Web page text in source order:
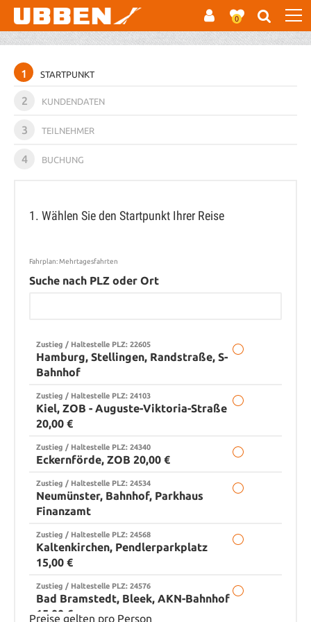
0
1 STARTPUNKT
2 KUNDENDATEN
3 TEILNEHMER
4 BUCHUNG
1. Wählen Sie den Startpunkt Ihrer Reise
Fahrplan: Mehrtagesfahrten
Suche nach PLZ oder Ort
Zustieg / Haltestelle PLZ: 22605
Hamburg, Stellingen, Randstraße, S-
Bahnhof
Zustieg / Haltestelle PLZ: 24103
Kiel, ZOB - Auguste-Viktoria-Straße
20,00 €
Zustieg / Haltestelle PLZ: 24340
Eckernförde, ZOB 20,00 €
Zustieg / Haltestelle PLZ: 24534
Neumünster, Bahnhof, Parkhaus
Finanzamt
Zustieg / Haltestelle PLZ: 24568
Kaltenkirchen, Pendlerparkplatz
15,00 €
Zustieg / Haltestelle PLZ: 24576
Bad Bramstedt, Bleek, AKN-Bahnhof
15,00 €
Preise gelten pro Person